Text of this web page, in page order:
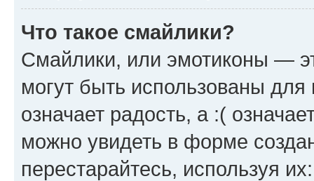
Что такое смайлики?
Смайлики, или эмотиконы —
могут быть использованы
означает радость, а :(
можно увидеть в форме
перестарайтесь, используя